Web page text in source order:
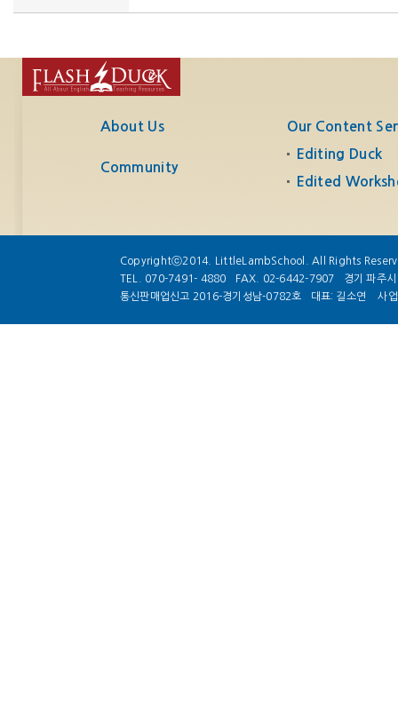
About Us
Community
Our Content
Editing Duck
Edited
Copyrightⓒ2014. LittleLambSchool. All Rights
TEL. 070-7491- 4880
FAX. 02-6442-7907
경기 파주
통신판매업신고 2016-경기성남-0782호
대표: 길소연 사